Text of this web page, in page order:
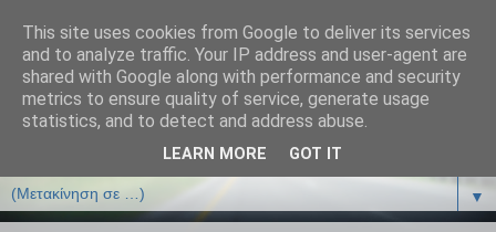
ΒΙΟΛΟΓΙΑonline.gr
Online Μαθήματα Βιολογίας
▼
This site uses cookies from Google to deliver its services
and to analyze traffic. Your IP address and user-agent are
shared with Google along with performance and security
metrics to ensure quality of service, generate usage
statistics, and to detect and address abuse.
LEARN MORE GOT IT